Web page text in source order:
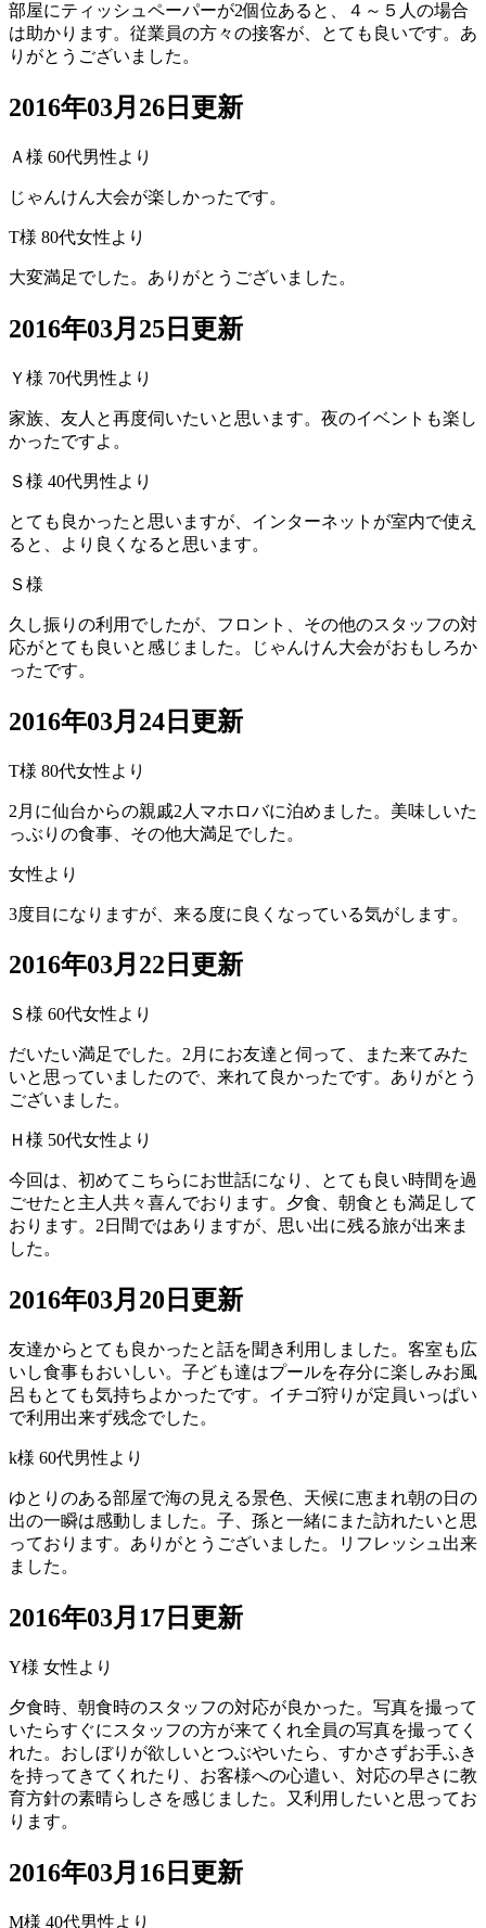
部屋にティッシュペーパーが2個位あると、４～５人の場合
は助かります。従業員の方々の接客が、とても良いです。あ
りがとうございました。
2016年03月26日更新
Ａ様 60代男性より
じゃんけん大会が楽しかったです。
T様 80代女性より
大変満足でした。ありがとうございました。
2016年03月25日更新
Ｙ様 70代男性より
家族、友人と再度伺いたいと思います。夜のイベントも楽し
かったですよ。
Ｓ様 40代男性より
とても良かったと思いますが、インターネットが室内で使え
ると、より良くなると思います。
Ｓ様
久し振りの利用でしたが、フロント、その他のスタッフの対
応がとても良いと感じました。じゃんけん大会がおもしろか
ったです。
2016年03月24日更新
T様 80代女性より
2月に仙台からの親戚2人マホロバに泊めました。美味しいた
っぶりの食事、その他大満足でした。
女性より
3度目になりますが、来る度に良くなっている気がします。
2016年03月22日更新
Ｓ様 60代女性より
だいたい満足でした。2月にお友達と伺って、また来てみた
いと思っていましたので、来れて良かったです。ありがとう
ございました。
Ｈ様 50代女性より
今回は、初めてこちらにお世話になり、とても良い時間を過
ごせたと主人共々喜んでおります。夕食、朝食とも満足して
おります。2日間ではありますが、思い出に残る旅が出来ま
した。
2016年03月20日更新
友達からとても良かったと話を聞き利用しました。客室も広
いし食事もおいしい。子ども達はプールを存分に楽しみお風
呂もとても気持ちよかったです。イチゴ狩りが定員いっぱい
で利用出来ず残念でした。
k様 60代男性より
ゆとりのある部屋で海の見える景色、天候に恵まれ朝の日の
出の一瞬は感動しました。子、孫と一緒にまた訪れたいと思
っております。ありがとうございました。リフレッシュ出来
ました。
2016年03月17日更新
Y様 女性より
夕食時、朝食時のスタッフの対応が良かった。写真を撮って
いたらすぐにスタッフの方が来てくれ全員の写真を撮ってく
れた。おしぼりが欲しいとつぶやいたら、すかさずお手ふき
を持ってきてくれたり、お客様への心遣い、対応の早さに教
育方針の素晴らしさを感じました。又利用したいと思ってお
ります。
2016年03月16日更新
M様 40代男性より